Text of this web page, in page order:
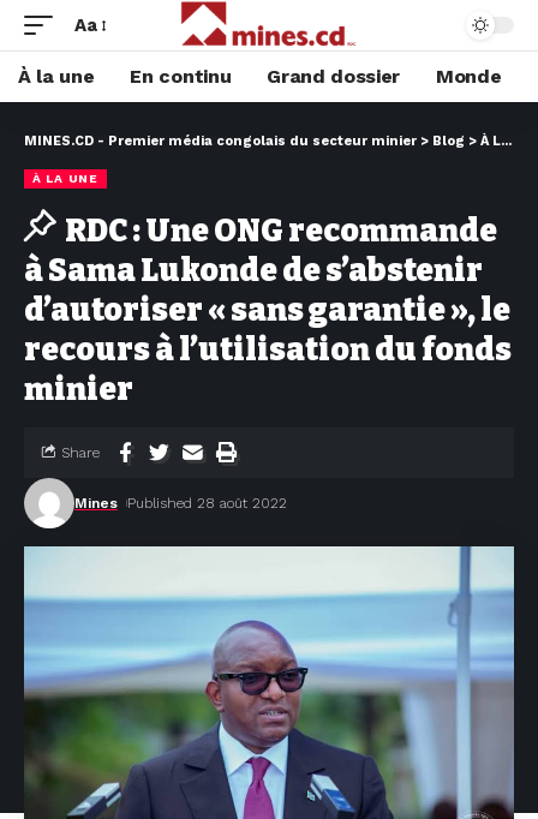
Aa
À la une En continu Grand dossier Monde
MINES.CD - Premier média congolais du secteur minier > Blog > À LA UNE
À LA UNE
RDC : Une ONG recommande
à Sama Lukonde de s’abstenir
d’autoriser « sans garantie », le
recours à l’utilisation du fonds
minier
Mines Published 28 août 2022
Share